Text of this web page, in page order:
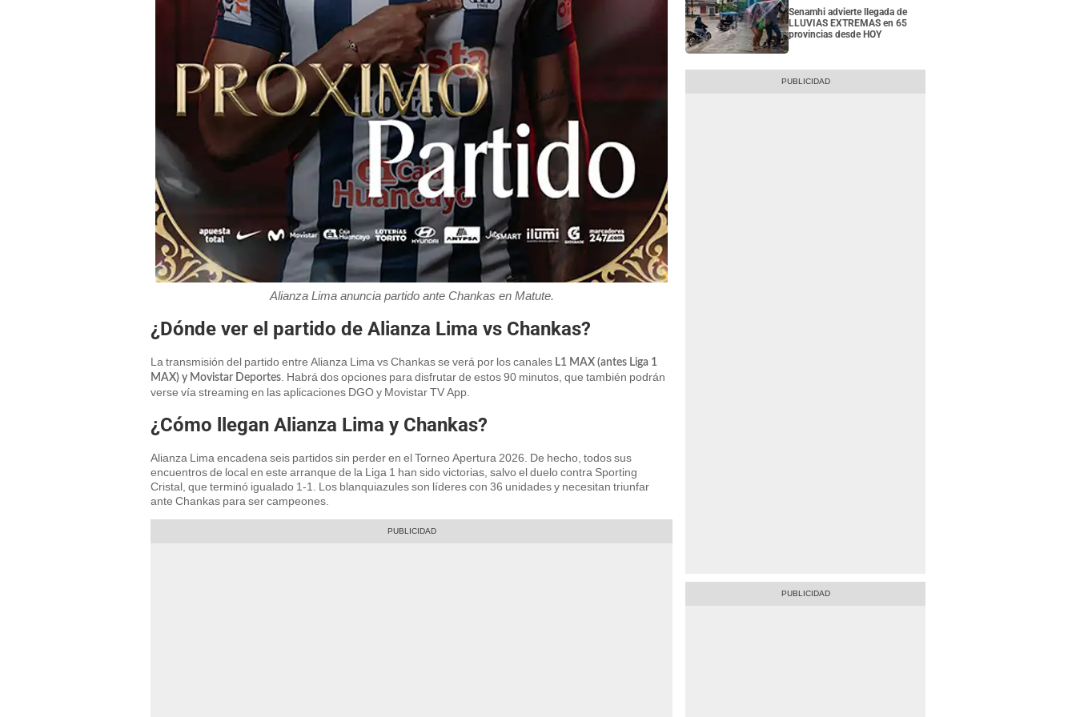
Alianza Lima anuncia partido ante Chankas en Matute.
¿Dónde ver el partido de Alianza Lima vs Chankas?
La transmisión del partido entre Alianza Lima vs Chankas se verá por los canales L1 MAX (antes Liga 1
MAX) y Movistar Deportes . Habrá dos opciones para disfrutar de estos 90 minutos, que también podrán
verse vía streaming en las aplicaciones DGO y Movistar TV App.
¿Cómo llegan Alianza Lima y Chankas?
Alianza Lima encadena seis partidos sin perder en el Torneo Apertura 2026. De hecho, todos sus
encuentros de local en este arranque de la Liga 1 han sido victorias, salvo el duelo contra Sporting
Cristal, que terminó igualado 1-1. Los blanquiazules son líderes con 36 unidades y necesitan triunfar
ante Chankas para ser campeones.
Senamhi advierte llegada de
LLUVIAS EXTREMAS en 65
provincias desde HOY